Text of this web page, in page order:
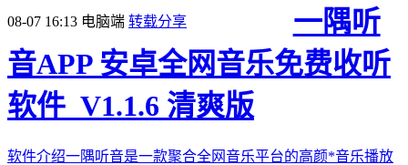
08-07 16:13 电脑端 转载分享
一隅听
音APP 安卓全网音乐免费收听
软件_V1.1.6 清爽版
软件介绍一隅听音是一款聚合全网音乐平台的高颜*音乐播放